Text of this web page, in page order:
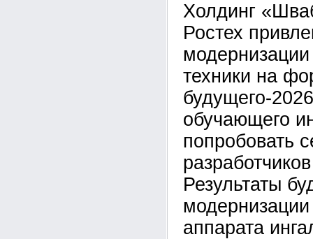
Холдинг
Ростех
техники на
будущего-
обучающего
попробовать
Результаты
аппарата